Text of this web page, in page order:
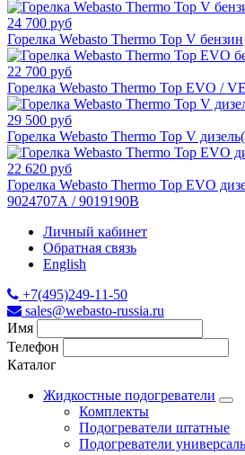
24 700 руб
Горелка Webasto Thermo Top V бензин
22 700 руб
Горелка Webasto Thermo Top EVO /
29 500 руб
Горелка Webasto Thermo Top V
22 620 руб
Горелка Webasto Thermo Top EVO
9024707А / 9019190B
Личный кабинет
Обратная связь
English
+7(495)249-11-50
sales@webasto-russia.ru
Имя
Телефон
Каталог
Жидкостные подогреватели
Комплекты
Подогреватели штатные
Подогреватели